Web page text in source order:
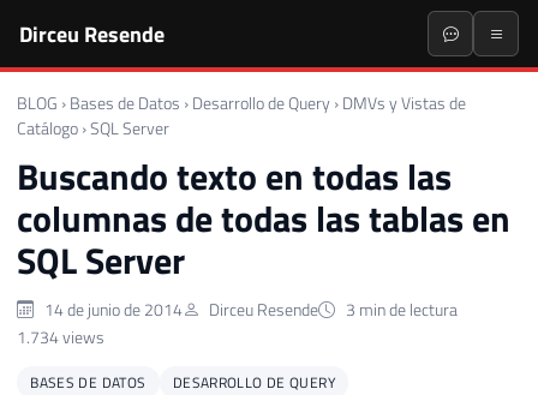
Dirceu Resende
BLOG › Bases de Datos › Desarrollo de Query › DMVs y Vistas de
Catálogo ›SQL Server
Buscando texto en todas las
columnas de todas las tablas en
SQL Server
14 de junio de 2014 Dirceu Resende
3 min de lectura
1.734 views
BASES DE DATOS
DESARROLLO DE QUERY